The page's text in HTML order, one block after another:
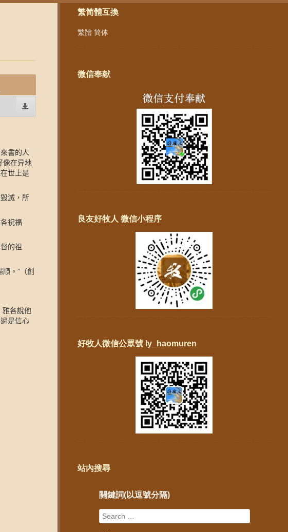
書的人
像在异地
世上是
滅，所
祝福
的祖
。”（創
雅各說他
是信心
繁简體互換
繁體 简体
微信奉献
良友好牧人 微信小程序
好牧人微信公眾號 ly_haomuren
站內搜尋
關鍵詞(以逗號分隔)